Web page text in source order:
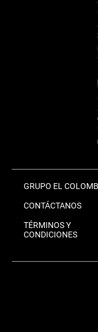
GRUPO EL
CONTÁCTANOS
TÉRMINOS Y
CONDICIONES